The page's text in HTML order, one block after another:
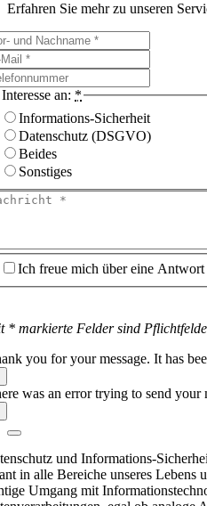
Erfahren Sie mehr zu unseren
Interesse an: *
Informations-Sicherheit
Datenschutz (DSGVO)
Beides
Sonstiges
Ich freue mich über eine
* markierte Felder sind
you for your message. It has
was an error trying to send your
und Informations-
in alle Bereiche unseres
Umgang mit